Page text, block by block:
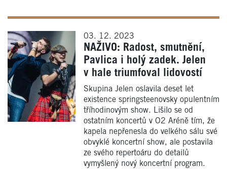
03. 12. 2023
NAŽIVO: Radost, smutnění,
Pavlica i holý zadek. Jelen
v hale triumfoval lidovostí
Skupina Jelen oslavila deset let
existence springsteenovsky opulentním
tříhodinovým show. Lišilo se od
ostatním koncertů v O2 Aréně tím, že
kapela nepřenesla do velkého sálu své
obvyklé koncertní show, ale postavila
ze svého repertoáru do detailů
vymyšlený nový koncertní program.